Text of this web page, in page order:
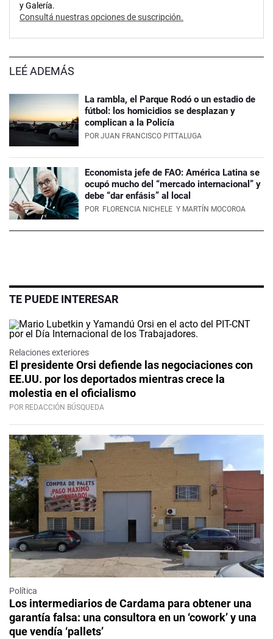
y Galería.
Consultá nuestras opciones de suscripción.
LEÉ ADEMÁS
La rambla, el Parque Rodó o un estadio de
fútbol: los homicidios se desplazan y
complican a la Policía
POR JUAN FRANCISCO PITTALUGA
Economista jefe de FAO: América Latina se
ocupó mucho del “mercado internacional” y
debe “dar enfásis” al local
POR FLORENCIA NICHELE Y MARTÍN MOCOROA
TE PUEDE INTERESAR
Relaciones exteriores
El presidente Orsi defiende las negociaciones con
EE.UU. por los deportados mientras crece la
molestia en el oficialismo
POR REDACCIÓN BÚSQUEDA
Política
Los intermediarios de Cardama para obtener una
garantía falsa: una consultora en un ‘cowork’ y una
que vendía ‘pallets’